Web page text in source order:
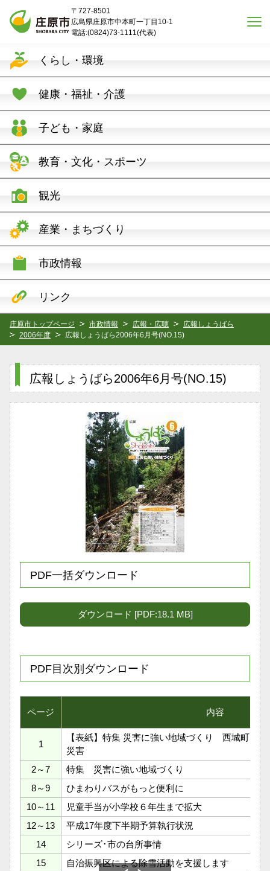
〒727-8501
広島県庄原市中本町一丁目10-1
電話:(0824)73-1111(代表)
くらし・環境
健康・福祉・介護
子ども・家庭
教育・文化・スポーツ
観光
産業・まちづくり
市政情報
リンク
庄原市トップページ 市政情報 広報・広聴
広報しょうばら
2006年度
広報しょうばら2006年6月号(NO.15)
広報しょうばら2006年6月号(NO.15)
PDF一括ダウンロード
ダウンロード [PDF:18.1 MB]
PDF目次別ダウンロード
ページ 内容
1
【表紙】特集 災害に強い地域づくり 西城町で
災害
2～7
特集 災害に強い地域づくり
8～9
ひまわりバスがもっと便利に
10～11
児童手当が小学校６年生まで拡大
12～13
平成17年度下半期予算執行状況
14
シリーズ･市の台所事情
15
自治振興区による除雪活動を支援します